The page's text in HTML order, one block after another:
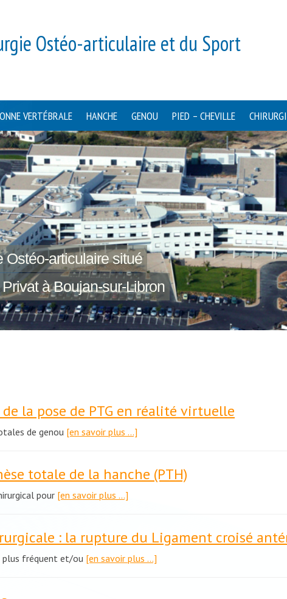
Ostéo-articulaire et du Sport
VERTÉBRALE HANCHE GENOU PIED – CHEVILLE
Ostéo-articulaire situé
à Boujan-sur-Libron
la pose de PTG en réalité virtuelle
de genou [en savoir plus …]
totale de la hanche (PTH)
pour [en savoir plus …]
: la rupture du Ligament croisé
plus fréquent et/ou [en savoir plus …]